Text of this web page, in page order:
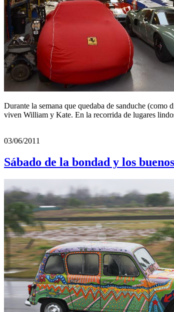
Durante la semana que quedaba de sanduche
viven William y Kate. En la recorrida de lugares
03/06/2011
Sábado de la bondad y los